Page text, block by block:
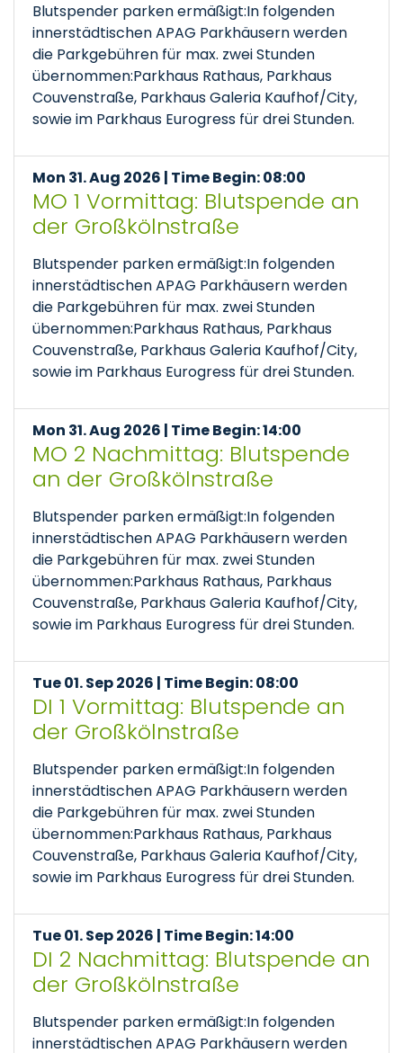
Blutspender parken ermäßigt:In folgenden
innerstädtischen APAG Parkhäusern werden
die Parkgebühren für max. zwei Stunden
übernommen:Parkhaus Rathaus, Parkhaus
Couvenstraße, Parkhaus Galeria Kaufhof/City,
sowie im Parkhaus Eurogress für drei Stunden.
Mon 31. Aug 2026 | Time Begin: 08:00
MO 1 Vormittag: Blutspende an
der Großkölnstraße
Blutspender parken ermäßigt:In folgenden
innerstädtischen APAG Parkhäusern werden
die Parkgebühren für max. zwei Stunden
übernommen:Parkhaus Rathaus, Parkhaus
Couvenstraße, Parkhaus Galeria Kaufhof/City,
sowie im Parkhaus Eurogress für drei Stunden.
Mon 31. Aug 2026 | Time Begin: 14:00
MO 2 Nachmittag: Blutspende
an der Großkölnstraße
Blutspender parken ermäßigt:In folgenden
innerstädtischen APAG Parkhäusern werden
die Parkgebühren für max. zwei Stunden
übernommen:Parkhaus Rathaus, Parkhaus
Couvenstraße, Parkhaus Galeria Kaufhof/City,
sowie im Parkhaus Eurogress für drei Stunden.
Tue 01. Sep 2026 | Time Begin: 08:00
DI 1 Vormittag: Blutspende an
der Großkölnstraße
Blutspender parken ermäßigt:In folgenden
innerstädtischen APAG Parkhäusern werden
die Parkgebühren für max. zwei Stunden
übernommen:Parkhaus Rathaus, Parkhaus
Couvenstraße, Parkhaus Galeria Kaufhof/City,
sowie im Parkhaus Eurogress für drei Stunden.
Tue 01. Sep 2026 | Time Begin: 14:00
DI 2 Nachmittag: Blutspende an
der Großkölnstraße
Blutspender parken ermäßigt:In folgenden
innerstädtischen APAG Parkhäusern werden